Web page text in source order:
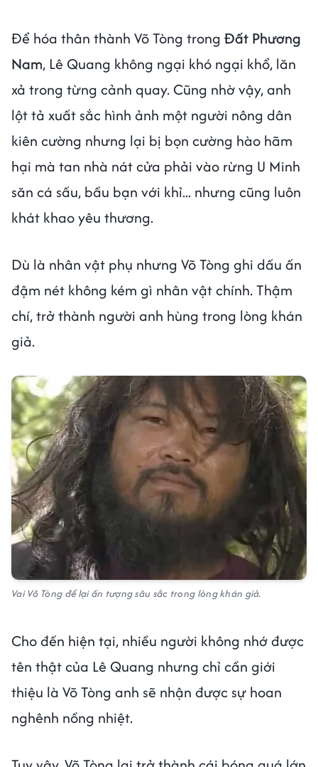
Để hóa thân thành Võ Tòng trong Đất Phương
Nam, Lê Quang không ngại khó ngại khổ, lăn
xả trong từng cảnh quay. Cũng nhờ vậy, anh
lột tả xuất sắc hình ảnh một người nông dân
kiên cường nhưng lại bị bọn cường hào hãm
hại mà tan nhà nát cửa phải vào rừng U Minh
săn cá sấu, bầu bạn với khỉ... nhưng cũng luôn
khát khao yêu thương.
Dù là nhân vật phụ nhưng Võ Tòng ghi dấu ấn
đậm nét không kém gì nhân vật chính. Thậm
chí, trở thành người anh hùng trong lòng khán
giả.
Vai Võ Tòng để lại ấn tượng sâu sắc trong lòng khán giả.
Cho đến hiện tại, nhiều người không nhớ được
tên thật của Lê Quang nhưng chỉ cần giới
thiệu là Võ Tòng anh sẽ nhận được sự hoan
nghênh nồng nhiệt.